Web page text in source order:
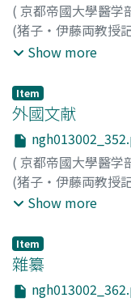
( 京都帝國大學醫学
(猪子・伊藤両教授
Issue 2, 1936,
Show more
Item
外國文献
( 京都帝國大學醫学
(猪子・伊藤両教授
Issue 2, 1936,
Show more
Item
雜纂